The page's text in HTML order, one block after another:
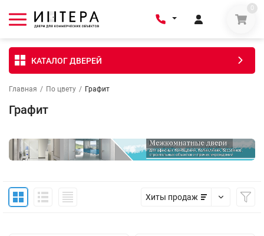
0
КАТАЛОГ ДВЕРЕЙ
Главная / По цвету / Графит
Графит
Хиты продаж